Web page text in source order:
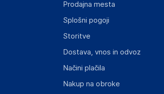
Prodajna mesta
Splošni pogoji
Storitve
Dostava, vnos in odvoz
Načini plačila
Nakup na obroke